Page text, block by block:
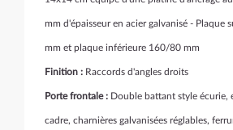
mm d'épaisseur en acier galvanisé - Plaque
mm et plaque inférieure 160/80 mm
Finition : Raccords d'angles droits
Porte frontale : Double battant style écurie,
cadre, charnières galvanisées réglables,